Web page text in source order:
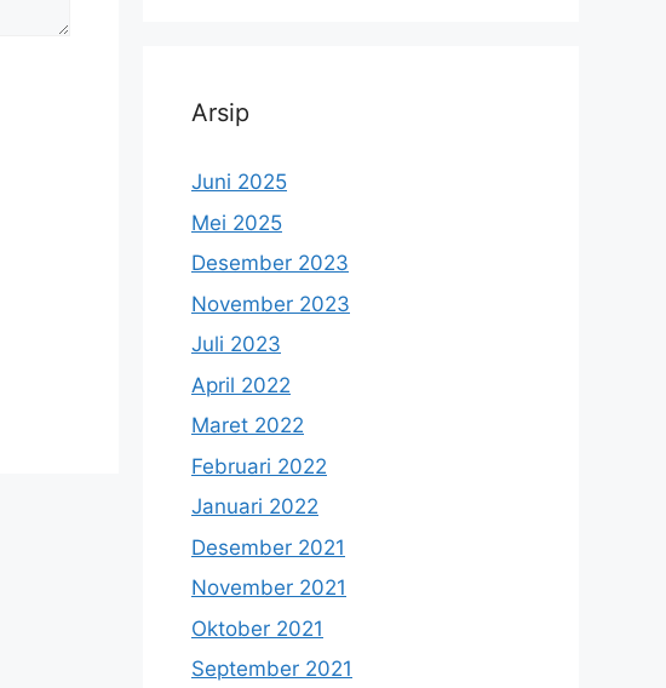
Arsip
Juni 2025
Mei 2025
Desember 2023
November 2023
Juli 2023
April 2022
Maret 2022
Februari 2022
Januari 2022
Desember 2021
November 2021
Oktober 2021
September 2021